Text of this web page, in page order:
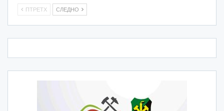
ПТРЕТХ СЛЕДНО